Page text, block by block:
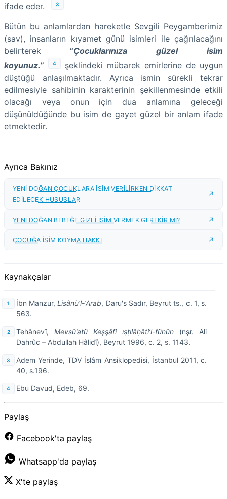
ifade eder.
3
Bütün bu anlamlardan hareketle Sevgili Peygamberimiz
(sav), insanların kıyamet günü isimleri ile çağrılacağını
belirterek “Çocuklarınıza güzel isim
koyunuz.” 4
şeklindeki mübarek emirlerine de uygun
düştüğü anlaşılmaktadır. Ayrıca ismin sürekli tekrar
edilmesiyle sahibinin karakterinin şekillenmesinde etkili
olacağı veya onun için dua anlamına geleceği
düşünüldüğünde bu isim de gayet güzel bir anlam ifade
etmektedir.
Ayrıca Bakınız
YENİ DOĞAN ÇOCUKLARA İSİM VERİLİRKEN DİKKAT
EDİLECEK HUSUSLAR
YENİ DOĞAN BEBEĞE GİZLİ İSİM VERMEK GEREKİR Mİ?
ÇOCUĞA İSİM KOYMA HAKKI
Kaynakçalar
İbn Manzur,Lisânü’l-ʿArab, Daru's Sadır, Beyrut ts., c. 1, s.
563.
Tehânevî, Mevsûʿatü Keşşâfi ıṣṭılâḥâti’l-fünûn (nşr. Ali
Dahrûc – Abdullah Hâlidî), Beyrut 1996, c. 2, s. 1143.
Adem Yerinde, TDV İslâm Ansiklopedisi, İstanbul 2011, c.
40, s.196.
Ebu Davud, Edeb, 69.
Paylaş
Facebook'ta paylaş
Whatsapp'da paylaş
X'te paylaş